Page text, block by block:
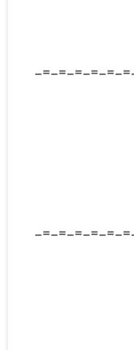
-=-=-=-=-=-
-=-=-=-=-=-